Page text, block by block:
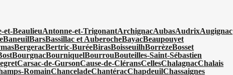
et-BeaulieuAntonne-et-TrigonantArchignacAubasAudrixAugignac
BaneuilBarsBassillac et AuberocheBayacBeaupouyet
BergeracBertric-BuréeBirasBoisseuilhBorrèzeBosset
BourgnacBourniquelBourrouBouteilles-Saint-Sébastien
Carsac-de-GursonCause-de-CléransCellesChalagnacChalais
RomainChanceladeChantéracChapdeuilChassaignes